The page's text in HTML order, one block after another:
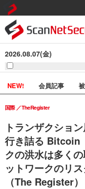
2026.08.07(金)
NEW! 会員記事
トランザクショ
行き詰る Bitcoin
クの洪水は多く
ットワークのリ
（The Register）
国際 TheRegister